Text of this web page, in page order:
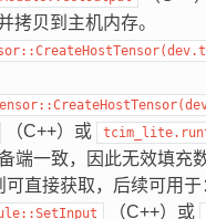
拷贝到主机内存。
（C++）或
端一致，因此无效填充
直接获取，后续可用于
（C++）或